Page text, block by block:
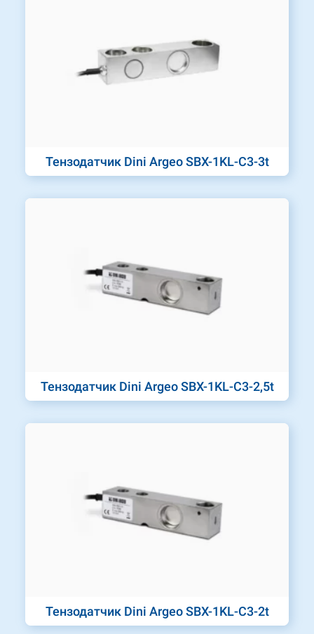
Тензодатчик Dini Argeo SBX-1KL-C3-3t
Тензодатчик Dini Argeo SBX-1KL-C3-2,5t
Тензодатчик Dini Argeo SBX-1KL-C3-2t